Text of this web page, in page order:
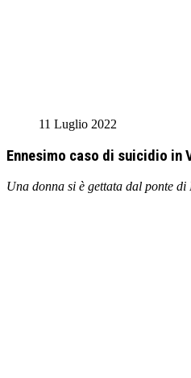
11 Luglio 2022
Ennesimo caso di suicidio in
Una donna si è gettata dal ponte di